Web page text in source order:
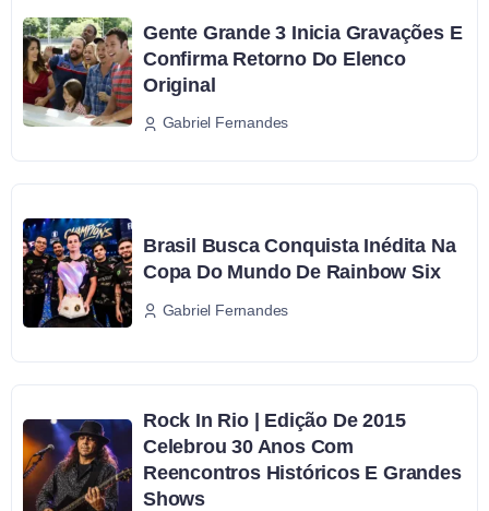
Gente Grande 3 Inicia Gravações E
Confirma Retorno Do Elenco
Original
Gabriel Fernandes
Brasil Busca Conquista Inédita Na
Copa Do Mundo De Rainbow Six
Gabriel Fernandes
Rock In Rio | Edição De 2015
Celebrou 30 Anos Com
Reencontros Históricos E Grandes
Shows